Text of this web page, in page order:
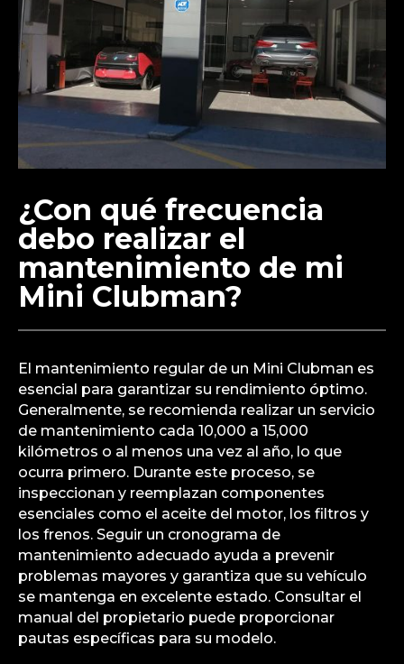
¿Con qué frecuencia
debo realizar el
mantenimiento de mi
Mini Clubman?
El mantenimiento regular de un Mini Clubman es
esencial para garantizar su rendimiento óptimo.
Generalmente, se recomienda realizar un servicio
de mantenimiento cada 10,000 a 15,000
kilómetros o al menos una vez al año, lo que
ocurra primero. Durante este proceso, se
inspeccionan y reemplazan componentes
esenciales como el aceite del motor, los filtros y
los frenos. Seguir un cronograma de
mantenimiento adecuado ayuda a prevenir
problemas mayores y garantiza que su vehículo
se mantenga en excelente estado. Consultar el
manual del propietario puede proporcionar
pautas específicas para su modelo.